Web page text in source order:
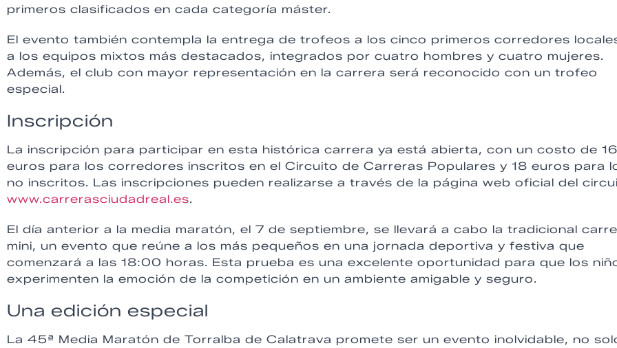
primeros clasificados en cada categoría máster.
El evento también contempla la entrega de trofeos a los cinco primeros corredores
a los equipos mixtos más destacados, integrados por cuatro hombres y cuatro mujeres.
Además, el club con mayor representación en la carrera será reconocido con un trofeo
especial.
Inscripción
La inscripción para participar en esta histórica carrera ya está abierta, con un costo de 16
euros para los corredores inscritos en el Circuito de Carreras Populares y 18 euros para
no inscritos. Las inscripciones pueden realizarse a través de la página web oficial del
www.carrerasciudadreal.es.
El día anterior a la media maratón, el 7 de septiembre, se llevará a cabo la tradicional
mini, un evento que reúne a los más pequeños en una jornada deportiva y festiva que
comenzará a las 18:00 horas. Esta prueba es una excelente oportunidad para que los
experimenten la emoción de la competición en un ambiente amigable y seguro.
Una edición especial
La 45ª Media Maratón de Torralba de Calatrava promete ser un evento inolvidable, no